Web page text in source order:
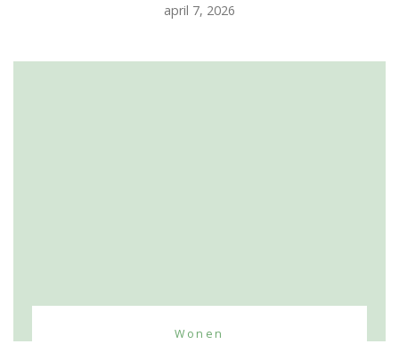
april 7, 2026
Wonen